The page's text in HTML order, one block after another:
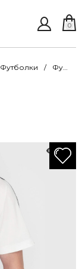
0
Футболки Футболка Panicale Pncl F U32931G/MC 0116
623